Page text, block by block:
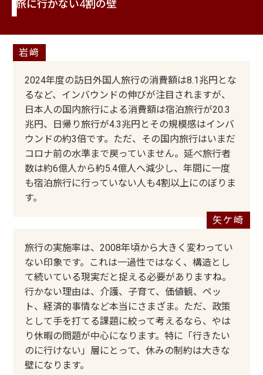
旅に行かない4割の壁
2024年度の訪日外国人旅行の消費額は8.1兆円とな
るなど、インバウンドの伸びが注目されますが、
日本人の国内旅行による消費額は宿泊旅行が20.3
兆円、日帰り旅行が4.3兆円とその規模感はインバ
ウンドの約3倍です。ただ、その国内旅行はいまだ
コロナ前の水準まで戻っていません。延べ旅行者
数は約6億人から約5.4億人へ減少し、年間に一度
も宿泊旅行に行っていない人も4割以上にのぼりま
す。
旅行の実施率は、2008年頃から大きく変わってい
ない印象です。これは一過性ではなく、構造とし
て続いている現実だと捉える必要がありますね。
行かない理由は、介護、子育て、価値観、ペッ
ト、経済的事情など本当にさまざま。ただ、政策
として手を打てる課題に絞って考えるなら、やは
り休暇の問題が中心になります。特に「行きたい
のに行けない」層にとって、休みの制約は大きな
壁になります。